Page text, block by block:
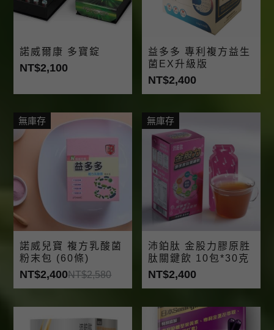
諾威爾康 多寶錠
NT$2,100
益多多 專利複方益生
菌EX升級版
NT$2,400
無庫存
諾威兒寶 複方乳酸菌
粉末包 (60條)
NT$2,400NT$2,580
無庫存
沛鉑肽 金股力膠原胜
肽關鍵飲 10包*30克
NT$2,400